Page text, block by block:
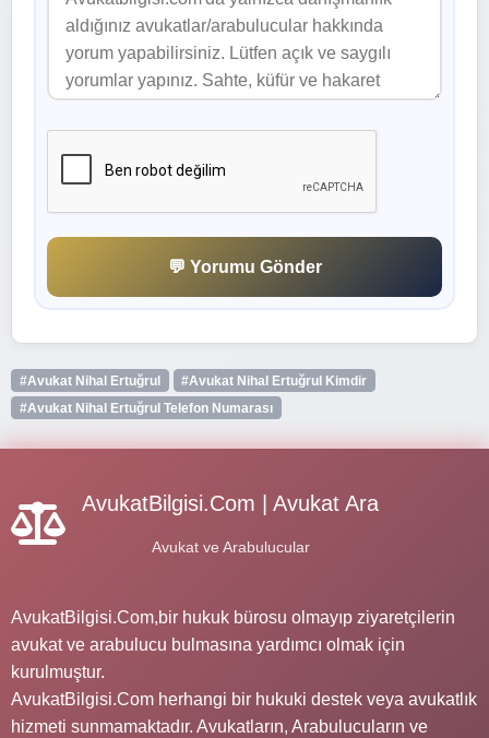
💬 Yorumu Gönder
#Avukat Nihal Ertuğrul
#Avukat Nihal Ertuğrul Kimdir
#Avukat Nihal Ertuğrul Telefon Numarası
AvukatBilgisi.Com | Avukat Ara
Avukat ve Arabulucular
AvukatBilgisi.Com,bir hukuk bürosu olmayıp ziyaretçilerin
avukat ve arabulucu bulmasına yardımcı olmak için
kurulmuştur.
AvukatBilgisi.Com herhangi bir hukuki destek veya avukatlık
hizmeti sunmamaktadır. Avukatların, Arabulucuların ve